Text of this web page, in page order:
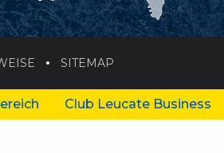
SITEMAP
Club Leucate Business